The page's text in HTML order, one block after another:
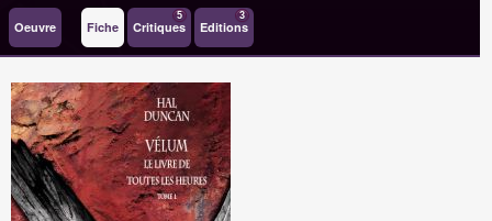
Oeuvre Fiche Critiques
5
Editions
3